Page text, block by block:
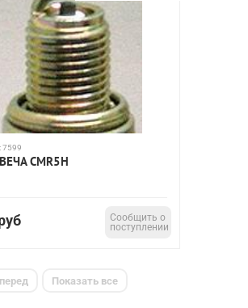
7599
CMR5H
Сообщить о
поступлении
Показать все